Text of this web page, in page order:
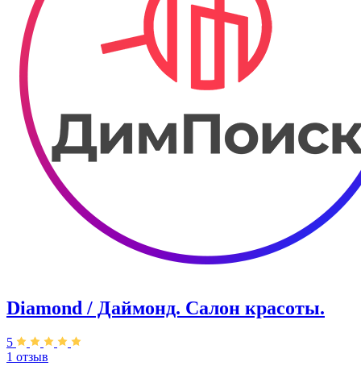
Diamond / Даймонд. Салон красоты.
5
1 отзыв